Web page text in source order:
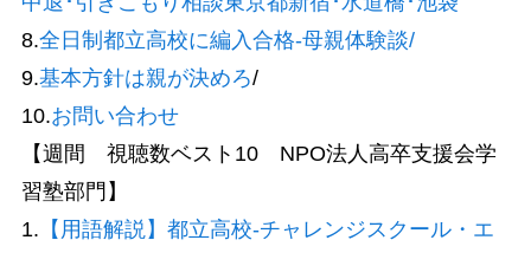
8.全日制都立高校に編入合格-母親体験談/
9.基本方針は親が決めろ/
10.お問い合わせ
【週間 視聴数ベスト10 NPO法人高卒支援会学
習塾部門】
1. 【用語解説】都立高校-チャレンジスクール・エ